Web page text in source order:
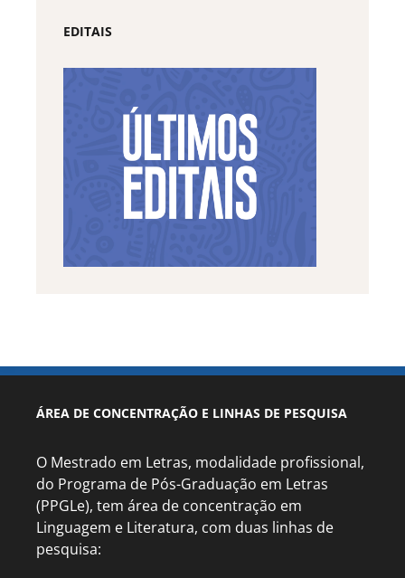
EDITAIS
ÁREA DE CONCENTRAÇÃO E LINHAS DE PESQUISA
O Mestrado em Letras, modalidade profissional,
do Programa de Pós-Graduação em Letras
(PPGLe), tem área de concentração em
Linguagem e Literatura, com duas linhas de
pesquisa: